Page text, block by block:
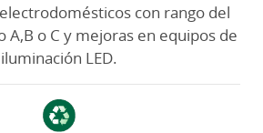
con rango del
A,B o C y mejoras en equipos de
iluminación LED.